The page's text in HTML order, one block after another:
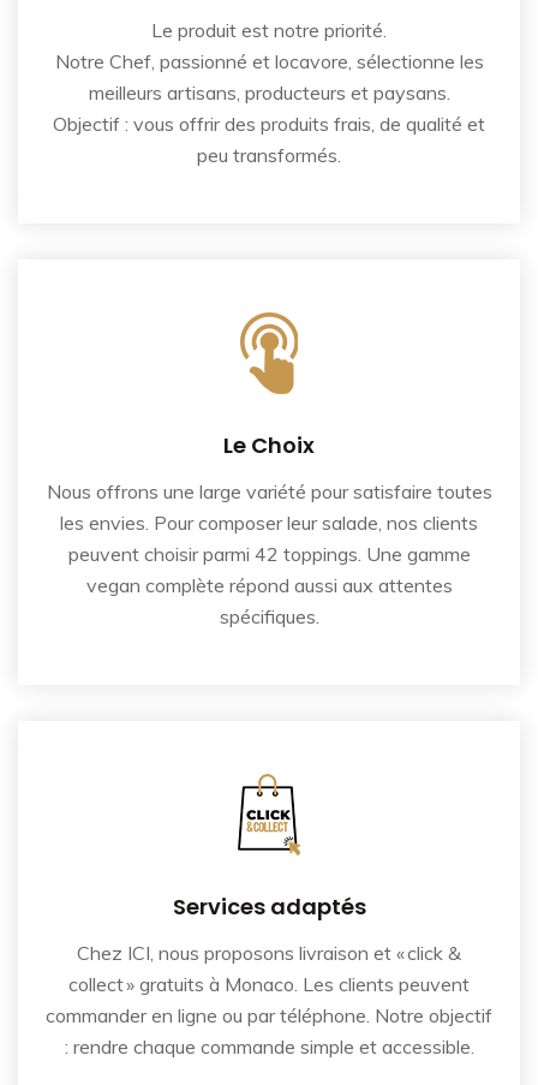
Le produit est notre priorité.
Notre Chef, passionné et locavore, sélectionne les
meilleurs artisans, producteurs et paysans.
Objectif : vous offrir des produits frais, de qualité et
peu transformés.
Le Choix
Nous offrons une large variété pour satisfaire toutes
les envies. Pour composer leur salade, nos clients
peuvent choisir parmi 42 toppings. Une gamme
vegan complète répond aussi aux attentes
spécifiques.
Services adaptés
Chez ICI, nous proposons livraison et « click &
collect » gratuits à Monaco. Les clients peuvent
commander en ligne ou par téléphone. Notre objectif
: rendre chaque commande simple et accessible.